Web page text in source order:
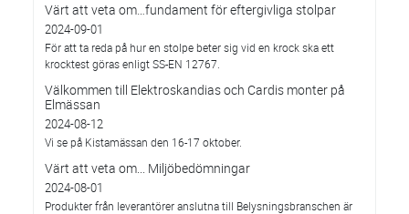
Värt att veta om…fundament för eftergivliga stolpar
2024-09-01
För att ta reda på hur en stolpe beter sig vid en krock ska ett
krocktest göras enligt SS-EN 12767.
Välkommen till Elektroskandias och Cardis monter på
Elmässan
2024-08-12
Vi se på Kistamässan den 16-17 oktober.
Värt att veta om... Miljöbedömningar
2024-08-01
Produkter från leverantörer anslutna till Belysningsbranschen är